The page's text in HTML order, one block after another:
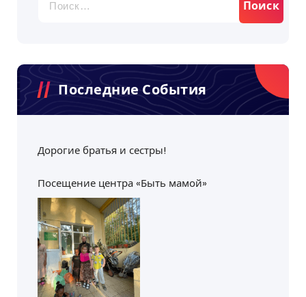
Последние События
Дорогие братья и сестры!
Посещение центра «Быть мамой»